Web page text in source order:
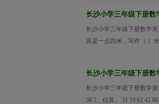
长沙小学三年级下册数
长沙小学三年级下册数学
高是一点四米，写作（ ）
长沙小学三年级下册数
长沙小学三年级下册数学第
30 2、估算。 31 19 62 42